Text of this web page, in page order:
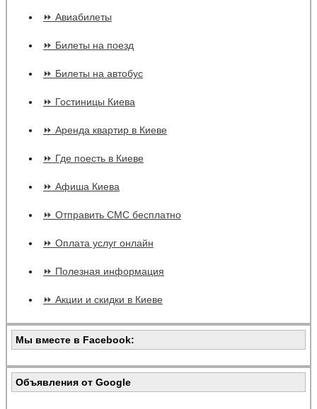
⏩ Авиабилеты
⏩ Билеты на поезд
⏩ Билеты на автобус
⏩ Гостиницы Киева
⏩ Аренда квартир в Киеве
⏩ Где поесть в Киеве
⏩ Афиша Киева
⏩ Отправить СМС бесплатно
⏩ Оплата услуг онлайн
⏩ Полезная информация
⏩ Акции и скидки в Киеве
Мы вместе в Facebook:
Объявления от Google